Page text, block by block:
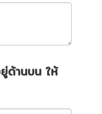
ด้านบน ให้